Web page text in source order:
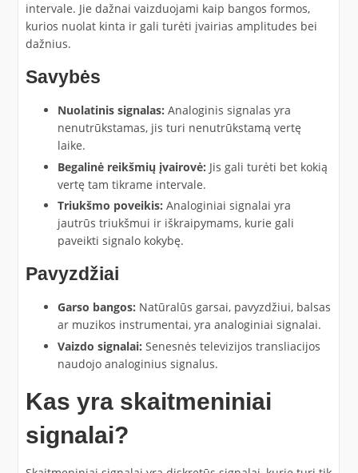
intervale. Jie dažnai vaizduojami kaip bangos formos,
kurios nuolat kinta ir gali turėti įvairias amplitudes bei
dažnius.
Savybės
Nuolatinis signalas: Analoginis signalas yra
nenutrūkstamas, jis turi nenutrūkstamą vertę
laike.
Begalinė reikšmių įvairovė: Jis gali turėti bet kokią
vertę tam tikrame intervale.
Triukšmo poveikis: Analoginiai signalai yra
jautrūs triukšmui ir iškraipymams, kurie gali
paveikti signalo kokybę.
Pavyzdžiai
Garso bangos: Natūralūs garsai, pavyzdžiui, balsas
ar muzikos instrumentai, yra analoginiai signalai.
Vaizdo signalai: Senesnės televizijos transliacijos
naudojo analoginius signalus.
Kas yra skaitmeniniai
signalai?